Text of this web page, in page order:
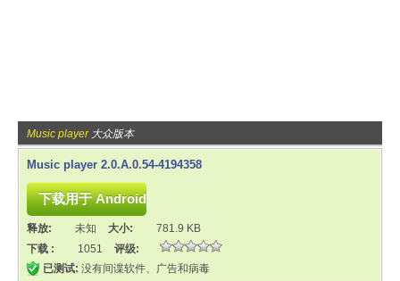
Music player大众版本
Music player 2.0.A.0.54-4194358
释放: 未知 大小:
781.9 KB
下载 :
1051
评级:
已测试: 没有间谍软件、广告和病毒